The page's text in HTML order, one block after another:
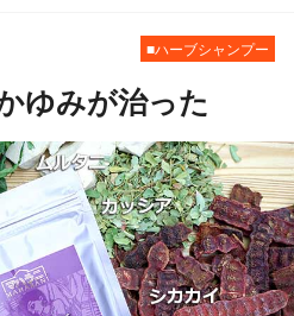
■ハーブシャンプー
ゆみが治った